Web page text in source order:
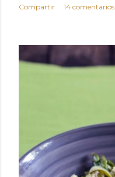
Compartir 14 comentarios